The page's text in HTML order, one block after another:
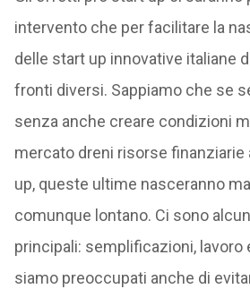
intervento che per facilitare la
delle start up innovative italiane
fronti diversi. Sappiamo che se
senza anche creare condizioni
mercato dreni risorse finanziarie
up, queste ultime nasceranno
comunque lontano. Ci sono
principali: semplificazioni, lavoro
siamo preoccupati anche di